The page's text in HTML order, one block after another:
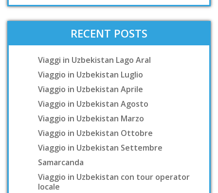
RECENT POSTS
Viaggi in Uzbekistan Lago Aral
Viaggio in Uzbekistan Luglio
Viaggio in Uzbekistan Aprile
Viaggio in Uzbekistan Agosto
Viaggio in Uzbekistan Marzo
Viaggio in Uzbekistan Ottobre
Viaggio in Uzbekistan Settembre
Samarcanda
Viaggio in Uzbekistan con tour operator
locale